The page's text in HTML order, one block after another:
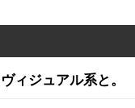
ィジュアル系と。